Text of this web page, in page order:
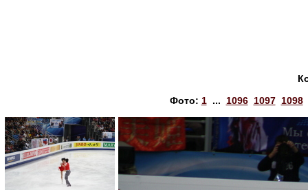
Фото: 1... 1096 1097 1098